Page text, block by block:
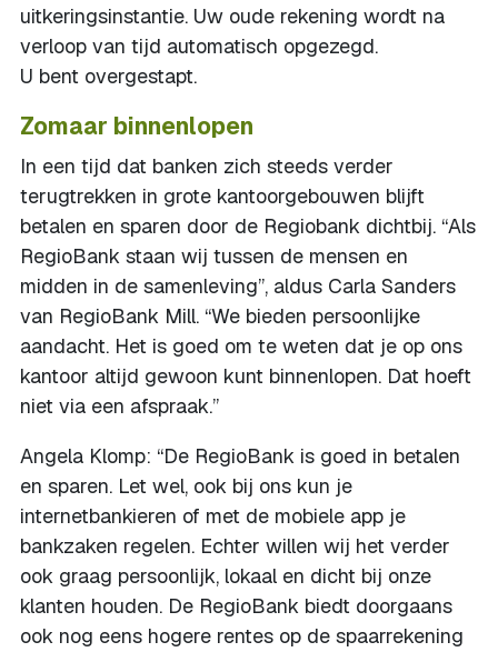
uitkeringsinstantie. Uw oude rekening wordt na
verloop van tijd automatisch opgezegd.
U bent overgestapt.
Zomaar binnenlopen
In een tijd dat banken zich steeds verder
terugtrekken in grote kantoorgebouwen blijft
betalen en sparen door de Regiobank dichtbij. “Als
RegioBank staan wij tussen de mensen en
midden in de samenleving”, aldus Carla Sanders
van RegioBank Mill. “We bieden persoonlijke
aandacht. Het is goed om te weten dat je op ons
kantoor altijd gewoon kunt binnenlopen. Dat hoeft
niet via een afspraak.”
Angela Klomp: “De RegioBank is goed in betalen
en sparen. Let wel, ook bij ons kun je
internetbankieren of met de mobiele app je
bankzaken regelen. Echter willen wij het verder
ook graag persoonlijk, lokaal en dicht bij onze
klanten houden. De RegioBank biedt doorgaans
ook nog eens hogere rentes op de spaarrekening